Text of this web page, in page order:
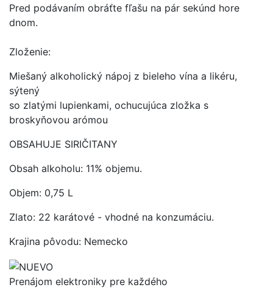
Pred podávaním obráťte fľašu na pár sekúnd hore
dnom.
Zloženie:
Miešaný alkoholický nápoj z bieleho vína a likéru,
sýtený
so zlatými lupienkami, ochucujúca zložka s
broskyňovou arómou
OBSAHUJE SIRIČITANY
Obsah alkoholu: 11% objemu.
Objem: 0,75 L
Zlato: 22 karátové - vhodné na konzumáciu.
Krajina pôvodu: Nemecko
Prenájom elektroniky pre každého